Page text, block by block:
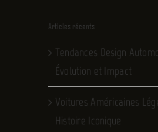
Articles récents
Tendances Design
Évolution et Impact
Voitures Américaines
Histoire Iconique